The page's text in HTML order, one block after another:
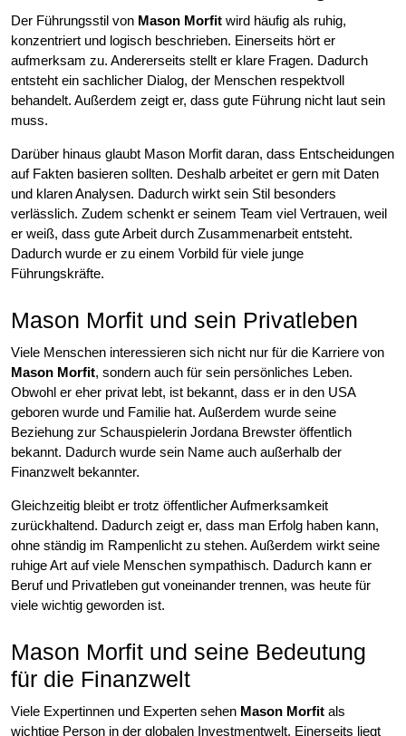
Der Führungsstil von Mason Morfit wird häufig als ruhig,
konzentriert und logisch beschrieben. Einerseits hört er
aufmerksam zu. Andererseits stellt er klare Fragen. Dadurch
entsteht ein sachlicher Dialog, der Menschen respektvoll
behandelt. Außerdem zeigt er, dass gute Führung nicht laut sein
muss.
Darüber hinaus glaubt Mason Morfit daran, dass Entscheidungen
auf Fakten basieren sollten. Deshalb arbeitet er gern mit Daten
und klaren Analysen. Dadurch wirkt sein Stil besonders
verlässlich. Zudem schenkt er seinem Team viel Vertrauen, weil
er weiß, dass gute Arbeit durch Zusammenarbeit entsteht.
Dadurch wurde er zu einem Vorbild für viele junge
Führungskräfte.
Mason Morfit und sein Privatleben
Viele Menschen interessieren sich nicht nur für die Karriere von
Mason Morfit, sondern auch für sein persönliches Leben.
Obwohl er eher privat lebt, ist bekannt, dass er in den USA
geboren wurde und Familie hat. Außerdem wurde seine
Beziehung zur Schauspielerin Jordana Brewster öffentlich
bekannt. Dadurch wurde sein Name auch außerhalb der
Finanzwelt bekannter.
Gleichzeitig bleibt er trotz öffentlicher Aufmerksamkeit
zurückhaltend. Dadurch zeigt er, dass man Erfolg haben kann,
ohne ständig im Rampenlicht zu stehen. Außerdem wirkt seine
ruhige Art auf viele Menschen sympathisch. Dadurch kann er
Beruf und Privatleben gut voneinander trennen, was heute für
viele wichtig geworden ist.
Mason Morfit und seine Bedeutung
für die Finanzwelt
Viele Expertinnen und Experten sehen Mason Morfit als
wichtige Person in der globalen Investmentwelt. Einerseits liegt